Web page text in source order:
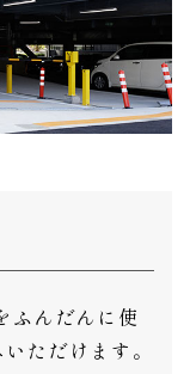
ふんだんに使
ただけます。